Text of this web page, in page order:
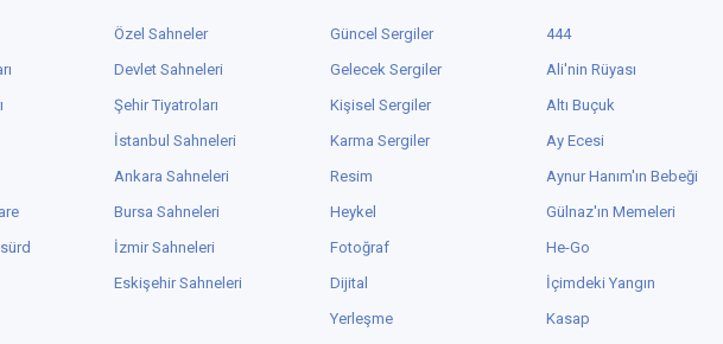
Özel Sahneler
Devlet Sahneleri
Şehir Tiyatroları
İstanbul Sahneleri
Ankara Sahneleri
Bursa Sahneleri
İzmir Sahneleri
Eskişehir Sahneleri
Güncel Sergiler
Gelecek Sergiler
Kişisel Sergiler
Karma Sergiler
Resim
Heykel
Fotoğraf
Dijital
Yerleşme
444
Ali'nin Rüyası
Altı Buçuk
Ay Ecesi
Aynur Hanım'ın Bebeği
Gülnaz'ın Memeleri
He-Go
İçimdeki Yangın
Kasap